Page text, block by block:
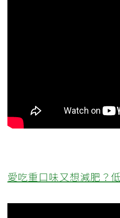
愛吃重口味又想減肥？